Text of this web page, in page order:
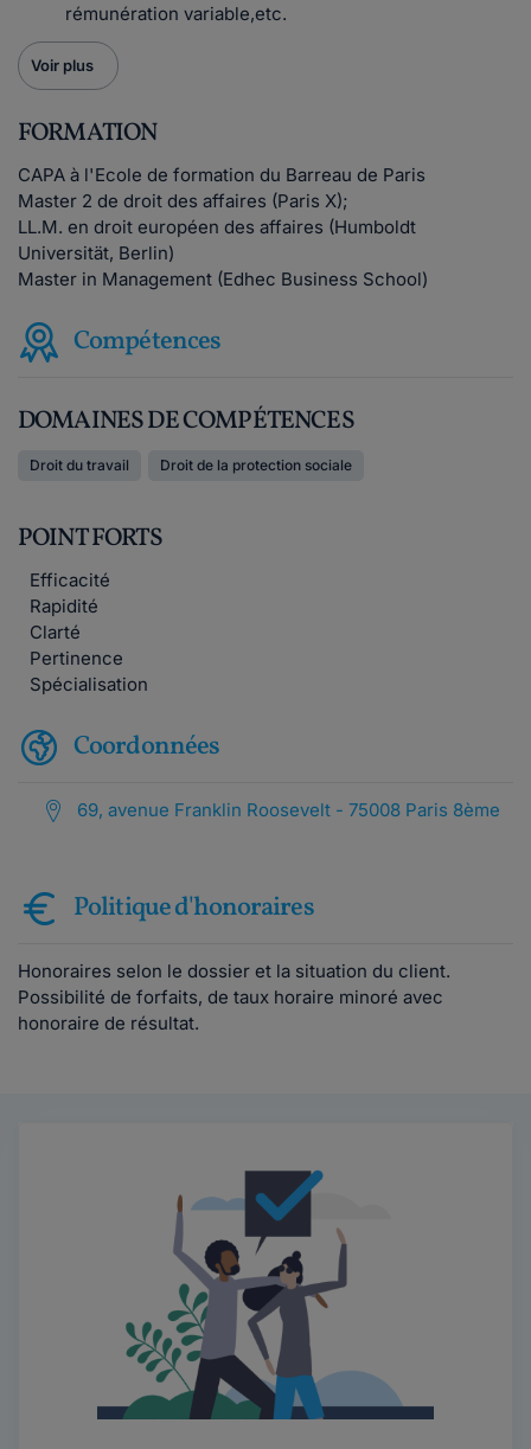
rémunération variable,etc.
Voir plus
FORMATION
CAPA à l'Ecole de formation du Barreau de Paris
Master 2 de droit des affaires (Paris X);
LL.M. en droit européen des affaires (Humboldt
Universität, Berlin)
Master in Management (Edhec Business School)
Compétences
DOMAINES DE COMPÉTENCES
Droit du travail Droit de la protection sociale
POINT FORTS
Efficacité
Rapidité
Clarté
Pertinence
Spécialisation
Coordonnées
69, avenue Franklin Roosevelt - 75008 Paris 8ème
Politique d'honoraires
Honoraires selon le dossier et la situation du client.
Possibilité de forfaits, de taux horaire minoré avec
honoraire de résultat.